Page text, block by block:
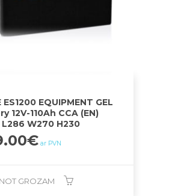
ES1200 EQUIPMENT GEL
12V-110Ah CCA (EN)
W270 H230
€ ar PVN
GROZAM